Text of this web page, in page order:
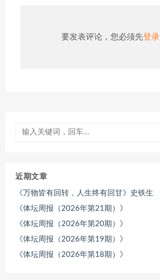
要发表评论，您必须先登录
近期文章
《万物皆有回转，人生终有回甘》史铁生
《体坛周报（2026年第21期）》
《体坛周报（2026年第20期）》
《体坛周报（2026年第19期）》
《体坛周报（2026年第18期）》